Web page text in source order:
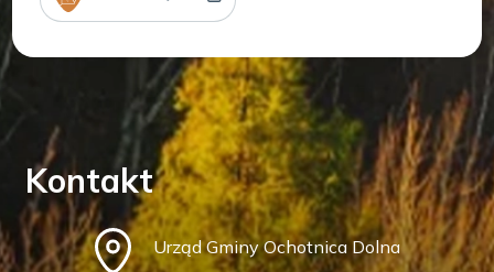
Kontakt
Urząd Gminy Ochotnica Dolna